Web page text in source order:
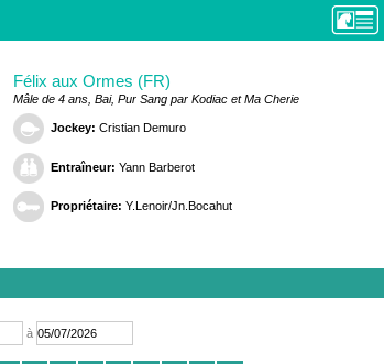
Félix aux Ormes (FR)
Mâle de 4 ans, Bai, Pur Sang par Kodiac et Ma Cherie
Jockey: Cristian Demuro
Entraîneur: Yann Barberot
Propriétaire: Y.Lenoir/Jn.Bocahut
à